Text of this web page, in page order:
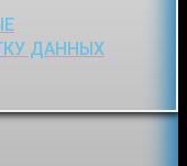
ДАННЫХ